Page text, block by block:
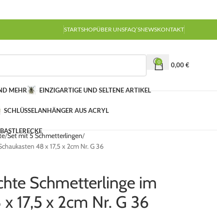
STARTSHOPÜBER UNSFAQ’SNEWSKONTAKT
0 0,00€
MEHR EINZIGARTIGE UND SELTENE ARTIKEL
SCHLÜSSELANHÄNGER AUS ACRYL
Set mit 5 Schmetterlingen
48 x 17,5 x 2cm Nr. G 36
Schmetterlinge im
17,5 x 2cm Nr. G 36